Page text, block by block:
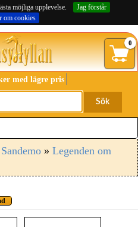
möjliga upplevelse.
Jag förstår
om cookies
0
med lägre pris
Sök
» Legenden om